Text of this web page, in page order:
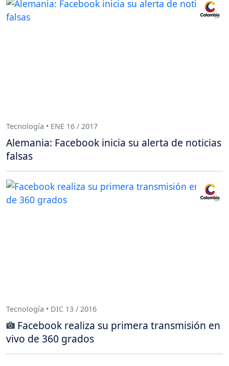
Tecnología • ENE 16 / 2017
Alemania: Facebook inicia su alerta de noticias
falsas
Tecnología • DIC 13 / 2016
Facebook realiza su primera transmisión en
vivo de 360 grados